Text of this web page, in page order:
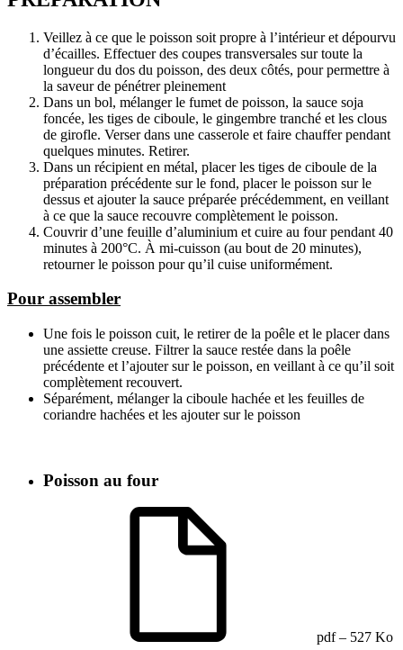
Veillez à ce que le poisson soit propre à l’intérieur et dépourvu
d’écailles. Effectuer des coupes transversales sur toute la
longueur du dos du poisson, des deux côtés, pour permettre à
la saveur de pénétrer pleinement
Dans un bol, mélanger le fumet de poisson, la sauce soja
foncée, les tiges de ciboule, le gingembre tranché et les clous
de girofle. Verser dans une casserole et faire chauffer pendant
quelques minutes. Retirer.
Dans un récipient en métal, placer les tiges de ciboule de la
préparation précédente sur le fond, placer le poisson sur le
dessus et ajouter la sauce préparée précédemment, en veillant
à ce que la sauce recouvre complètement le poisson.
Couvrir d’une feuille d’aluminium et cuire au four pendant 40
minutes à 200°C. À mi-cuisson (au bout de 20 minutes),
retourner le poisson pour qu’il cuise uniformément.
Pour assembler
Une fois le poisson cuit, le retirer de la poêle et le placer dans
une assiette creuse. Filtrer la sauce restée dans la poêle
précédente et l’ajouter sur le poisson, en veillant à ce qu’il soit
complètement recouvert.
Séparément, mélanger la ciboule hachée et les feuilles de
coriandre hachées et les ajouter sur le poisson
Poisson au four
pdf – 527 Ko